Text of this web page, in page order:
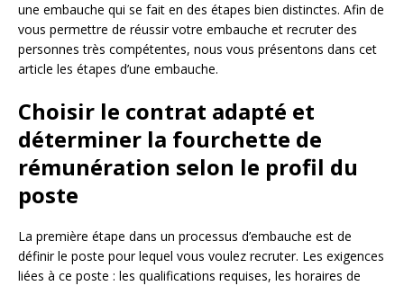
une embauche qui se fait en des étapes bien distinctes. Afin de
vous permettre de réussir votre embauche et recruter des
personnes très compétentes, nous vous présentons dans cet
article les étapes d’une embauche.
Choisir le contrat adapté et
déterminer la fourchette de
rémunération selon le profil du
poste
La première étape dans un processus d’embauche est de
définir le poste pour lequel vous voulez recruter. Les exigences
liées à ce poste : les qualifications requises, les horaires de